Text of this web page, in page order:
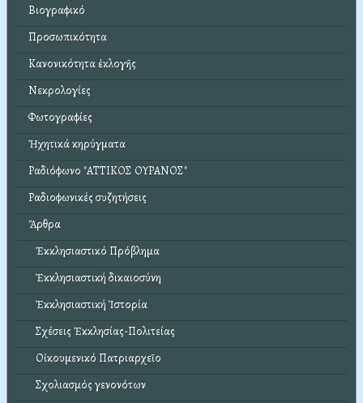
Βιογραφικό
Προσωπικότητα
Κανονικότητα ἐκλογῆς
Νεκρολογίες
Φωτογραφίες
Ἠχητικά κηρύγματα
Ραδιόφωνο "ΑΤΤΙΚΟΣ ΟΥΡΑΝΟΣ"
Ραδιοφωνικές συζητήσεις
Ἄρθρα
Ἐκκλησιαστικό Πρόβλημα
Ἐκκλησιαστική δικαιοσύνη
Ἐκκλησιαστική Ἱστορία
Σχέσεις Ἐκκλησίας-Πολιτείας
Οἰκουμενικό Πατριαρχεῖο
Σχολιασμός γενονότων